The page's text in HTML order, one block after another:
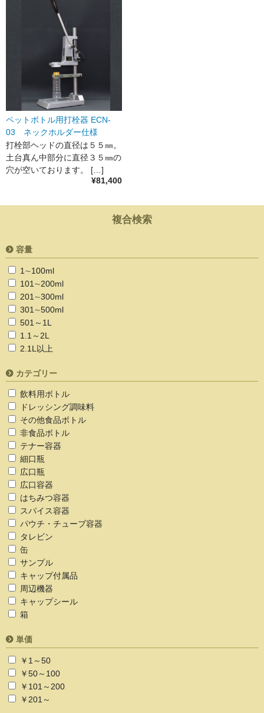
ペットボトル用打栓器 ECN-
03 ネックホルダー仕様
打栓部ヘッドの直径は５５㎜。
土台真ん中部分に直径３５㎜の
穴が空いております。 […]
¥81,400
複合検索
容量
1∼100ml
101∼200ml
201∼300ml
301∼500ml
501～1L
1.1～2L
2.1L以上
カテゴリー
飲料用ボトル
ドレッシング調味料
その他食品ボトル
非食品ボトル
テナー容器
細口瓶
広口瓶
広口容器
はちみつ容器
スパイス容器
パウチ・チューブ容器
タレビン
缶
サンプル
キャップ付属品
周辺機器
キャップシール
箱
単価
￥1～50
￥50～100
￥101～200
￥201～